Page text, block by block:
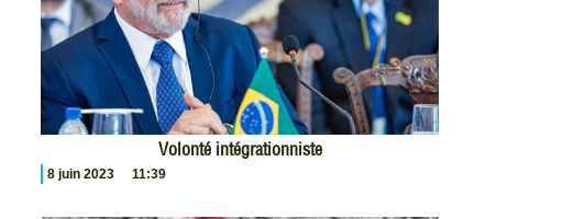
Volonté intégrationniste
8 juin 2023 11:39